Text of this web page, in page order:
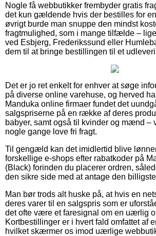
Nogle få webbutikker frembyder gratis
det kun gældende hvis der bestilles for en
øvrigt burde man snuppe den mindst
fragtmulighed, som i mange tilfælde –
ved Esbjerg, Frederikssund eller
dem til at bringe bestillingen til et
Det er jo ret enkelt for enhver at søge
på diverse online varehuse, og herved
Manduka online firmaer fundet det
salgspriserne på en række af deres
babyer, samt også til kvinder og mænd –
nogle gange love fri fragt.
Til gengæld kan det imidlertid blive
forskellige e-shops efter rabatkoder på
(Black) forinden du placerer ordren,
den sikre side med at antage den
Man bør trods alt huske på, at hvis en
deres varer til en salgspris som er
det ofte være et faresignal om en uærlig
Kortbestillinger er i hvert fald omfattet af
hvilket skærmer os imod uærlige